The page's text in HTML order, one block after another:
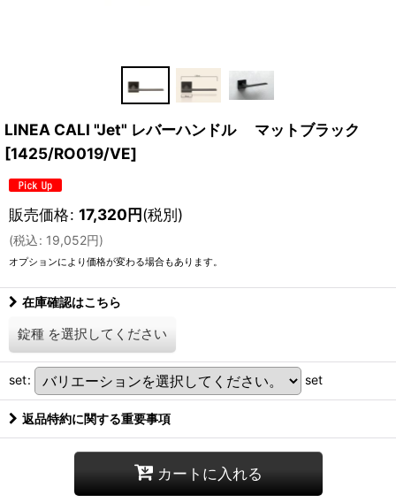
LINEA CALI "Jet" レバーハンドル マットブラック
[1425/RO019/VE]
販売価格: 17,320円(税別)
(税込: 19,052円)
オプションにより価格が変わる場合もあります。
在庫確認はこちら
錠種 を選択してください
set: set
返品特約に関する重要事項
カートに入れる